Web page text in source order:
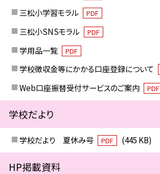
三松小学習モラル PDF
三松小SNSモラル PDF
学用品一覧 PDF
学校徴収金等にかかる口座登録について
Web口座振替受付サービスのご案内 PDF
学校だより
学校だより 夏休み号 PDF (445 KB)
HP掲載資料